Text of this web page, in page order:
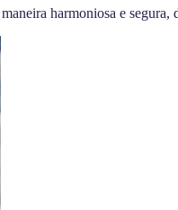
harmoniosa e